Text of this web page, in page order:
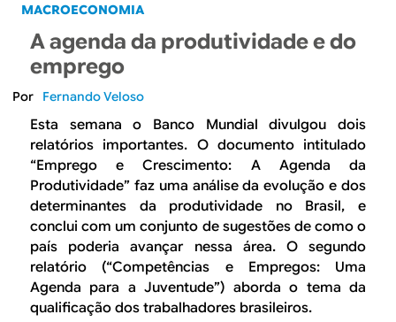
g
o
R
l
r
i
o
d
e
b
u
s
MACROECONOMIA
A agenda da produtividade e do
emprego
Fernando Veloso
Esta semana o Banco Mundial divulgou dois
relatórios importantes. O documento intitulado
“Emprego e Crescimento: A Agenda da
Produtividade” faz uma análise da evolução e dos
determinantes da produtividade no Brasil, e
conclui com um conjunto de sugestões de como o
país poderia avançar nessa área. O segundo
relatório (“Competências e Empregos: Uma
Agenda para a Juventude”) aborda o tema da
qualificação dos trabalhadores brasileiros.